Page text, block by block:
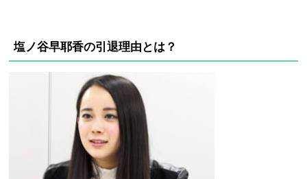
塩ノ谷早耶香の引退理由とは？